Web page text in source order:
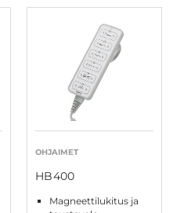
OHJAIMET
HB400
Magneettilukitus ja